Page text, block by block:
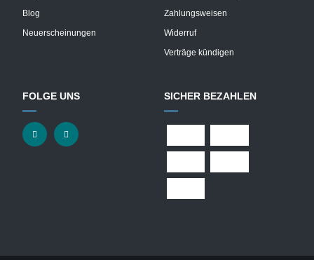
Blog
Neuerscheinungen
Zahlungsweisen
Widerruf
Verträge kündigen
FOLGE UNS SICHER BEZAHLEN